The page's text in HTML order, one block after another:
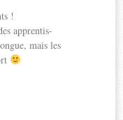
!
apprentis-
mais les